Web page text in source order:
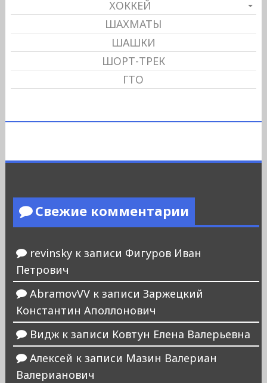
ХОККЕЙ
ШАХМАТЫ
ШАШКИ
ШОРТ-ТРЕК
ГТО
Свежие комментарии
revinskyк записи Фигуров Иван
Петрович
AbramovVVк записи Заржецкий
Константин Аполлонович
Виджк записи Ковтун Елена Валерьевна
Алексей к записи Мазин Валериан
Валерианович